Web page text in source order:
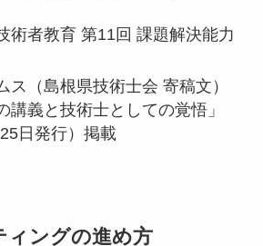
術者教育 第11回 課題解決能力
ス（島根県技術士会 寄稿文）
講義と技術士としての覚悟」
日発行）掲載
ィングの進め方